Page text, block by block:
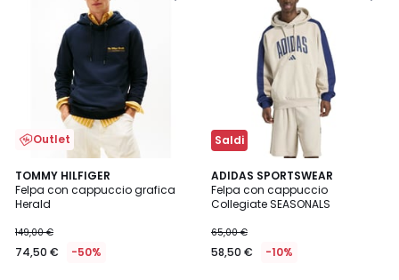
Outlet
TOMMY HILFIGER
Felpa con cappuccio grafica
Herald
149,00 €
74,50 € -50%
Saldi
ADIDAS SPORTSWEAR
Felpa con cappuccio
Collegiate SEASONALS
65,00 €
58,50 € -10%